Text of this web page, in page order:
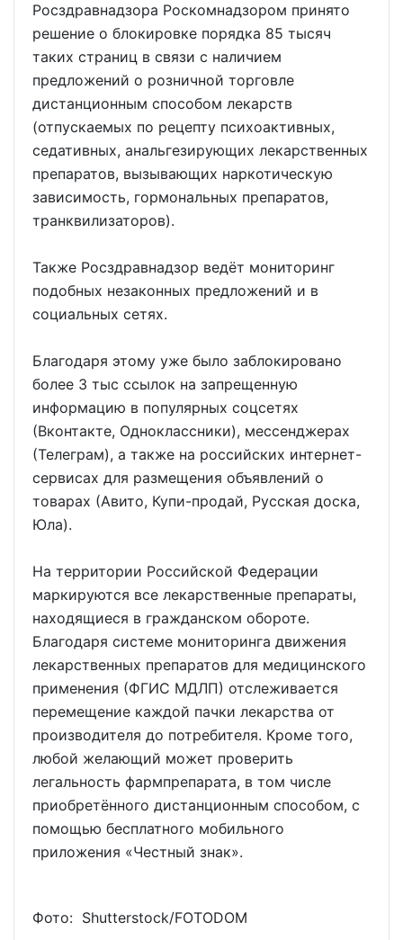
Росздравнадзора Роскомнадзором принято
решение о блокировке порядка 85 тысяч
таких страниц в связи с наличием
предложений о розничной торговле
дистанционным способом лекарств
(отпускаемых по рецепту психоактивных,
седативных, анальгезирующих лекарственных
препаратов, вызывающих наркотическую
зависимость, гормональных препаратов,
транквилизаторов).
Также Росздравнадзор ведёт мониторинг
подобных незаконных предложений и в
социальных сетях.
Благодаря этому уже было заблокировано
более 3 тыс ссылок на запрещенную
информацию в популярных соцсетях
(Вконтакте, Одноклассники), мессенджерах
(Телеграм), а также на российских интернет-
сервисах для размещения объявлений о
товарах (Авито, Купи-продай, Русская доска,
Юла).
На территории Российской Федерации
маркируются все лекарственные препараты,
находящиеся в гражданском обороте.
Благодаря системе мониторинга движения
лекарственных препаратов для медицинского
применения (ФГИС МДЛП) отслеживается
перемещение каждой пачки лекарства от
производителя до потребителя. Кроме того,
любой желающий может проверить
легальность фармпрепарата, в том числе
приобретённого дистанционным способом, с
помощью бесплатного мобильного
приложения «Честный знак».
Фото: Shutterstoсk/FOTODOM